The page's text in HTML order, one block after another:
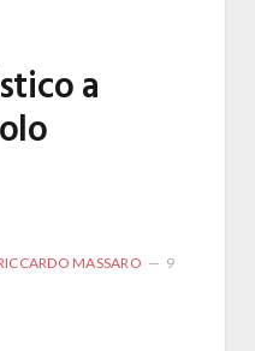
a
MASSARO 9